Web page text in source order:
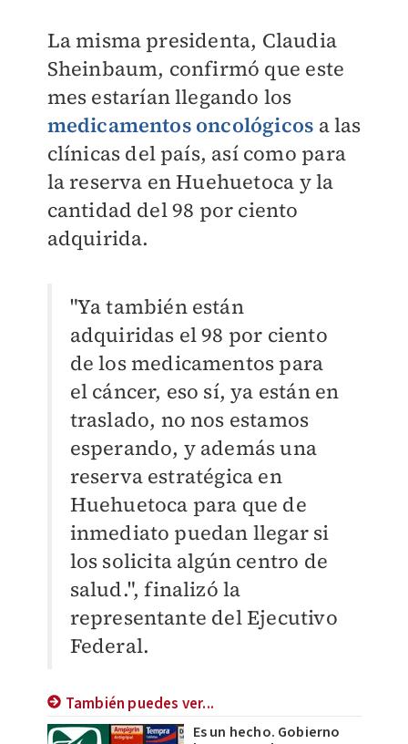
La misma presidenta, Claudia
Sheinbaum, confirmó que este
mes estarían llegando los
medicamentos oncológicos a las
clínicas del país, así como para
la reserva en Huehuetoca y la
cantidad del 98 por ciento
adquirida.
"Ya también están
adquiridas el 98 por ciento
de los medicamentos para
el cáncer, eso sí, ya están en
traslado, no nos estamos
esperando, y además una
reserva estratégica en
Huehuetoca para que de
inmediato puedan llegar si
los solicita algún centro de
salud.", finalizó la
representante del Ejecutivo
Federal.
También puedes ver...
Es un hecho. Gobierno